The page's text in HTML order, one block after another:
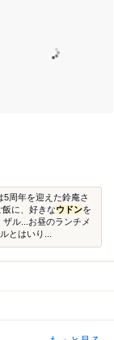
周年を迎えた鈴庵さ
に、好きなウドンを
ル...お昼のランチメ
とはいり...